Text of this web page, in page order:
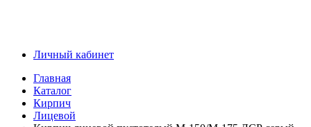
Личный кабинет
Главная
Каталог
Кирпич
Лицевой